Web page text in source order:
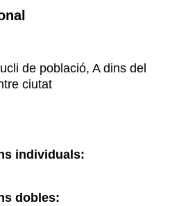
de població, A dins del
ciutat
individuals:
dobles: